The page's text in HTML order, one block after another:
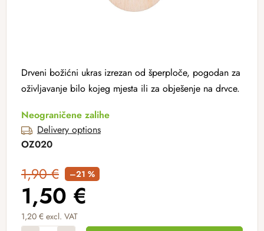
Drveni božićni ukras izrezan od šperploče, pogodan za
oživljavanje bilo kojeg mjesta ili za obješenje na drvce.
Neograničene zalihe
Delivery options
OZ020
1,90 € –21 %
1,50 €
1,20 € excl. VAT